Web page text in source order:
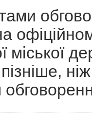
міської